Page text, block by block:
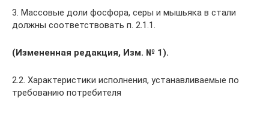
3. Массовые доли фосфора, серы и мышьяка в стали
должны соответствовать п. 2.1.1.
(Измененная редакция, Изм. № 1).
2.2. Характеристики исполнения, устанавливаемые по
требованию потребителя